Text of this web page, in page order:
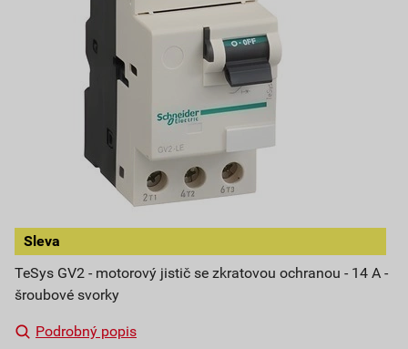
Sleva
TeSys GV2 - motorový jistič se zkratovou ochranou - 14 A -
šroubové svorky
Podrobný popis